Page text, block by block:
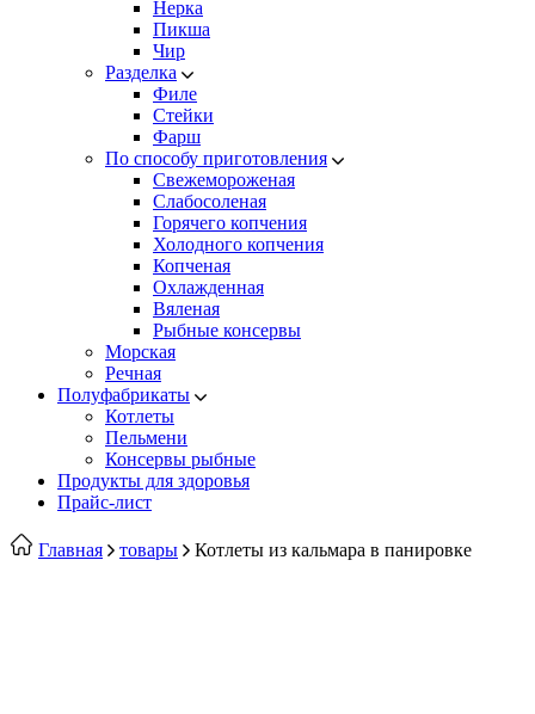
Нерка
Пикша
Чир
Разделка
Филе
Стейки
Фарш
По способу приготовления
Свежемороженая
Cлабосоленая
Горячего копчения
Холодного копчения
Копченая
Охлажденная
Вяленая
Рыбные консервы
Морская
Речная
Полуфабрикаты
Котлеты
Пельмени
Консервы рыбные
Продукты для здоровья
Прайс-лист
Главная товары Котлеты из кальмара в панировке